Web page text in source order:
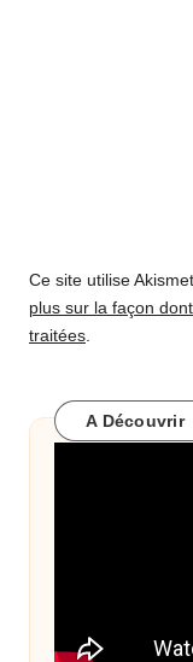
Ce site utilise
plus sur la façon
traitées
A Découvrir